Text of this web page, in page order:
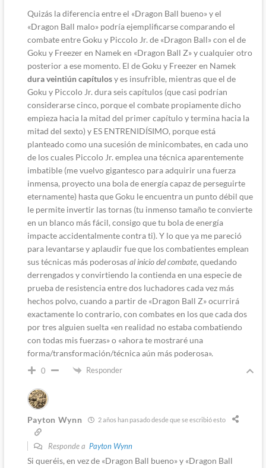
Quizás la diferencia entre el «Dragon Ball bueno» y el
«Dragon Ball malo» podría ejemplificarse comparando el
combate entre Goku y Piccolo Jr. de «Dragon Ball» con el de
Goku y Freezer en Namek en «Dragon Ball Z» y cualquier otro
posterior a ese momento. El de Goku y Freezer en Namek
dura veintiún capítulosy es insufrible, mientras que el de
Goku y Piccolo Jr. dura seis capítulos (que casi podrían
considerarse cinco, porque el combate propiamente dicho
empieza hacia la mitad del primer capítulo y termina hacia la
mitad del sexto) y ES ENTRENIDÍSIMO, porque está
planteado como una sucesión de minicombates, en cada uno
de los cuales Piccolo Jr. emplea una técnica aparentemente
imbatible (me vuelvo gigantesco para adquirir una fuerza
inmensa, proyecto una bola de energía capaz de perseguirte
eternamente) hasta que Goku le encuentra un punto débil que
le permite invertir las tornas (tu inmenso tamaño te convierte
en un blanco más fácil, consigo que tu bola de energía
impacte accidentalmente contra ti). Y lo que ya me pareció
para levantarse y aplaudir fue que los combatientes emplean
sus técnicas más poderosasal inicio del combate, quedando
derrengados y convirtiendo la contienda en una especie de
prueba de resistencia entre dos luchadores cada vez más
hechos polvo, cuando a partir de «Dragon Ball Z» ocurrirá
exactamente lo contrario, con combates en los que cada dos
por tres alguien suelta «en realidad no estaba combatiendo
con todas mis fuerzas» o «ahora te mostraré una
forma/transformación/técnica aún más poderosa».
0 Responder
Payton Wynn 2 años han pasado desde que se escribió esto
Responde a Payton Wynn
Si queréis, en vez de «Dragon Ball bueno» y «Dragon Ball